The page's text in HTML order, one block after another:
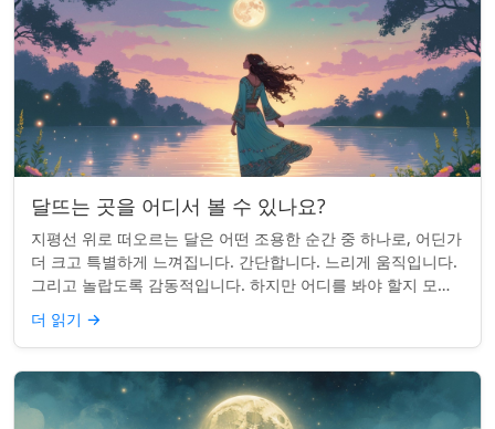
달뜨는 곳을 어디서 볼 수 있나요?
지평선 위로 떠오르는 달은 어떤 조용한 순간 중 하나로, 어딘가
더 크고 특별하게 느껴집니다. 간단합니다. 느리게 움직입니다.
그리고 놀랍도록 감동적입니다. 하지만 어디를 봐야 할지 모르
면 잡기 쉽지 않을 수 있습니...
더 읽기 →